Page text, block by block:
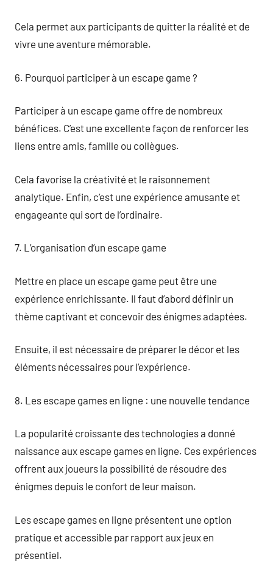
Cela permet aux participants de quitter la réalité et de
vivre une aventure mémorable.
6. Pourquoi participer à un escape game ?
Participer à un escape game offre de nombreux
bénéfices. C’est une excellente façon de renforcer les
liens entre amis, famille ou collègues.
Cela favorise la créativité et le raisonnement
analytique. Enfin, c’est une expérience amusante et
engageante qui sort de l’ordinaire.
7. L’organisation d’un escape game
Mettre en place un escape game peut être une
expérience enrichissante. Il faut d’abord définir un
thème captivant et concevoir des énigmes adaptées.
Ensuite, il est nécessaire de préparer le décor et les
éléments nécessaires pour l’expérience.
8. Les escape games en ligne : une nouvelle tendance
La popularité croissante des technologies a donné
naissance aux escape games en ligne. Ces expériences
offrent aux joueurs la possibilité de résoudre des
énigmes depuis le confort de leur maison.
Les escape games en ligne présentent une option
pratique et accessible par rapport aux jeux en
présentiel.